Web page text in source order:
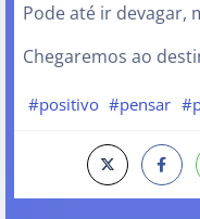
Pode até ir devagar,
Chegaremos ao
#positivo #pensar